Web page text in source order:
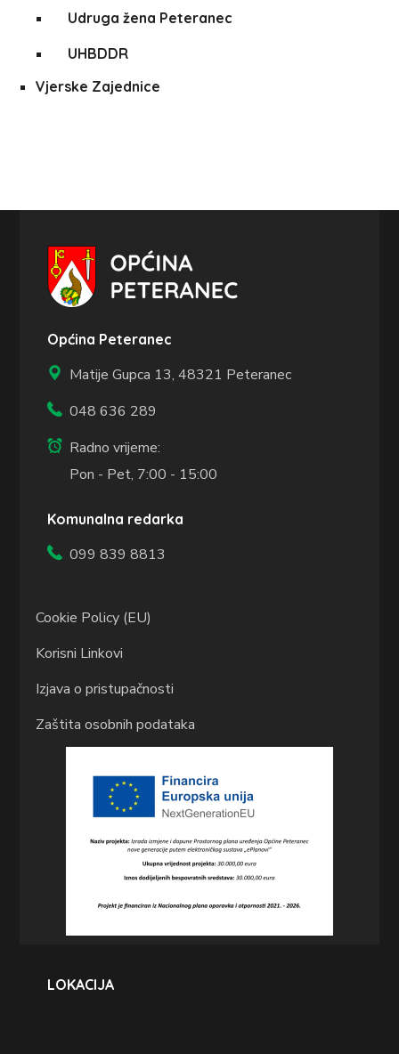
Udruga žena Peteranec
UHBDDR
Vjerske Zajednice
Općina Peteranec
Matije Gupca 13,48321 Peteranec
048 636 289
Radno vrijeme:
Pon - Pet, 7:00 - 15:00
Komunalna redarka
099 839 8813
Cookie Policy (EU)
Korisni Linkovi
Izjava o pristupačnosti
Zaštita osobnih podataka
LOKACIJA